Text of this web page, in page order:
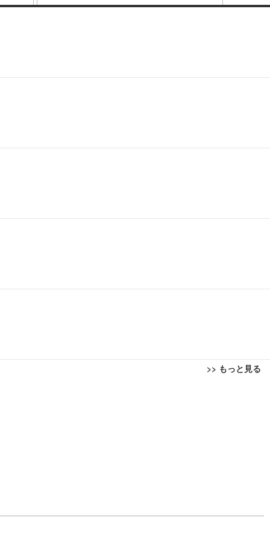
>> もっと見る
面昇降 強化ナイロン樹脂ベース 通気性メッシュ 在宅ワーク H-WY01